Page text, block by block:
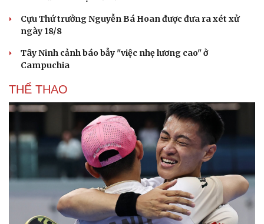
Văn hóa
Sân khấu - Điện ảnh
Văn học
Giải trí
Nghệ sĩ
Thời trang
Sao Việt
Cựu Thứ trưởng Nguyễn Bá Hoan được đưa ra xét xử
ngày 18/8
Tây Ninh cảnh báo bẫy "việc nhẹ lương cao" ở
Campuchia
THỂ THAO